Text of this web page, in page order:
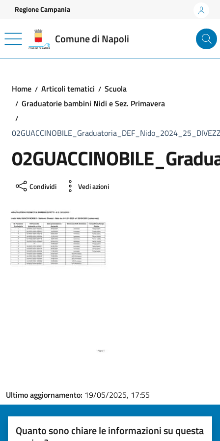
Vai ai contenuti
Vai al footer
Regione Campania
Comune di Napoli
Home Articoli tematici
Scuola
Graduatorie bambini Nidi e Sez. Primavera
Condividi Vedi azioni
Ultimo aggiornamento: 19/05/2025, 17:55
Quanto sono chiare le informazioni su questa